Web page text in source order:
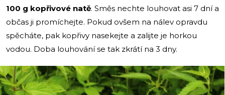
100 g kopřivové natě. Směs nechte louhovat asi 7 dní a
občas ji promíchejte. Pokud ovšem na nálev opravdu
spěcháte, pak kopřivy nasekejte a zalijte je horkou
vodou. Doba louhování se tak zkrátí na 3 dny.